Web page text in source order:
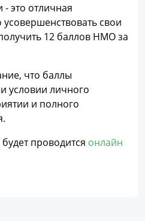
это отличная
свои
12 баллов НМО за
что баллы
условии личного
и полного
проводится онлайн